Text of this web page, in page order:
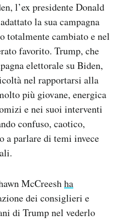
l’ex presidente Donald
la sua campagna
totalmente cambiato e nel
favorito. Trump, che
elettorale su Biden,
nel rapportarsi alla
più giovane, energica
e nei suoi interventi
confuso, caotico,
a parlare di temi invece
McCreeshha
dei consiglieri e
di Trump nel vederlo